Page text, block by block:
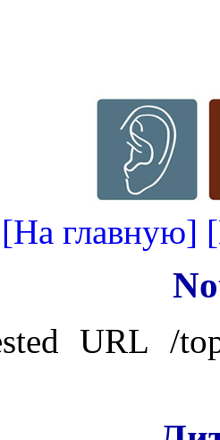
[На главную]
URL /